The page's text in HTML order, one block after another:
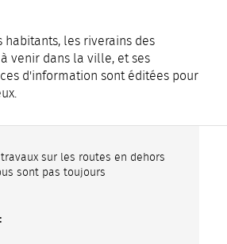
les riverains des
venir dans la ville, et ses
d'information sont éditées pour
sur les routes en dehors
sont pas toujours